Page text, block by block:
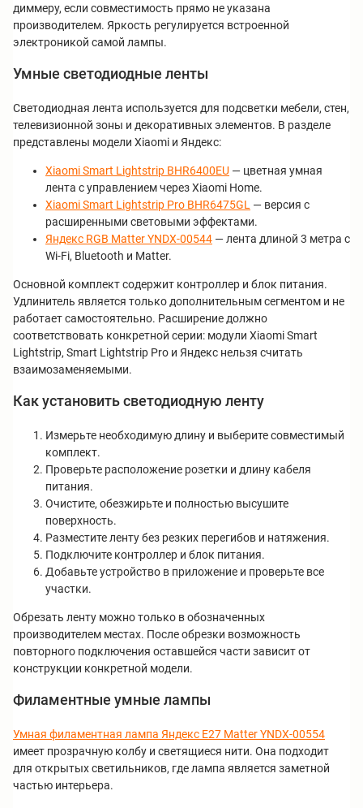
диммеру, если совместимость прямо не указана
производителем. Яркость регулируется встроенной
электроникой самой лампы.
Умные светодиодные ленты
Светодиодная лента используется для подсветки мебели, стен,
телевизионной зоны и декоративных элементов. В разделе
представлены модели Xiaomi и Яндекс:
Xiaomi Smart Lightstrip BHR6400EU — цветная умная
лента с управлением через Xiaomi Home.
Xiaomi Smart Lightstrip Pro BHR6475GL — версия с
расширенными световыми эффектами.
Яндекс RGB Matter YNDX-00544 — лента длиной 3 метра с
Wi-Fi, Bluetooth и Matter.
Основной комплект содержит контроллер и блок питания.
Удлинитель является только дополнительным сегментом и не
работает самостоятельно. Расширение должно
соответствовать конкретной серии: модули Xiaomi Smart
Lightstrip, Smart Lightstrip Pro и Яндекс нельзя считать
взаимозаменяемыми.
Как установить светодиодную ленту
Измерьте необходимую длину и выберите совместимый
комплект.
Проверьте расположение розетки и длину кабеля
питания.
Очистите, обезжирьте и полностью высушите
поверхность.
Разместите ленту без резких перегибов и натяжения.
Подключите контроллер и блок питания.
Добавьте устройство в приложение и проверьте все
участки.
Обрезать ленту можно только в обозначенных
производителем местах. После обрезки возможность
повторного подключения оставшейся части зависит от
конструкции конкретной модели.
Филаментные умные лампы
Умная филаментная лампа Яндекс E27 Matter YNDX-00554
имеет прозрачную колбу и светящиеся нити. Она подходит
для открытых светильников, где лампа является заметной
частью интерьера.